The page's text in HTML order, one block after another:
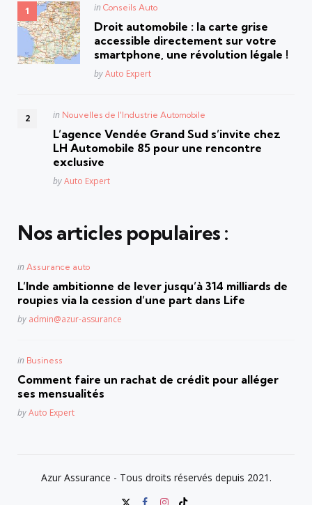
Posted
in
in Conseils Auto
Droit automobile : la carte grise
accessible directement sur votre
smartphone, une révolution légale !
Posted
byAuto Expert
Posted
in
in Nouvelles de l'Industrie Automobile
L’agence Vendée Grand Sud s’invite chez
LH Automobile 85 pour une rencontre
exclusive
Posted
byAuto Expert
Nos articles populaires :
Posted
in
in Assurance auto
L’Inde ambitionne de lever jusqu’à 314 milliards de
roupies via la cession d’une part dans Life
Posted
by admin@azur-assurance
Posted
in
in Business
Comment faire un rachat de crédit pour alléger
ses mensualités
Posted
byAuto Expert
Azur Assurance - Tous droits réservés depuis 2021.